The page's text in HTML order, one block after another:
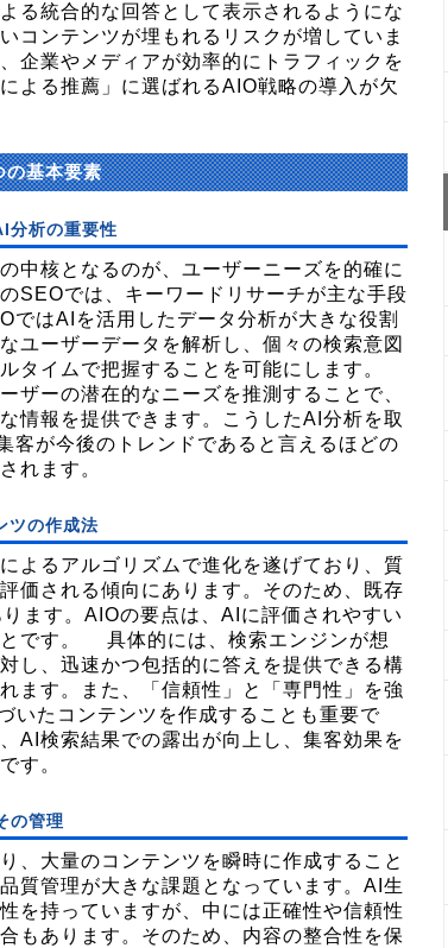
る統合的な回答として表示されるようにな
コンテンツが埋もれるリスクが増していま
企業やメディアが効率的にトラフィックを
よる推薦」に選ばれるAIO戦略の導入が欠
の基本要素
分析の重要性
中核となるのが、ユーザーニーズを的確に
SEOでは、キーワードリサーチが主な手段
ではAIを活用したデータ分析が大きな役割
ユーザーデータを解析し、個々の検索意図
タイムで把握することを可能にします。
ザーの潜在的なニーズを推測することで、
情報を提供できます。こうしたAI分析を取
客が今後のトレンドであると言えるほどの
れます。
ツの作成法
よるアルゴリズムで進化を遂げており、質
価される傾向にあります。そのため、既存
ます。AIOの要点は、AIに評価されやすい
です。 具体的には、検索エンジンが想
し、迅速かつ包括的に答えを提供できる構
ます。また、「信頼性」と「専門性」を強
いたコンテンツを作成することも重要で
AI検索結果での露出が向上し、集客効果を
す。
の管理
、大量のコンテンツを瞬時に作成すること
質管理が大きな課題となっています。AI生
を持っていますが、中には正確性や信頼性
もあります。そのため、内容の整合性を保